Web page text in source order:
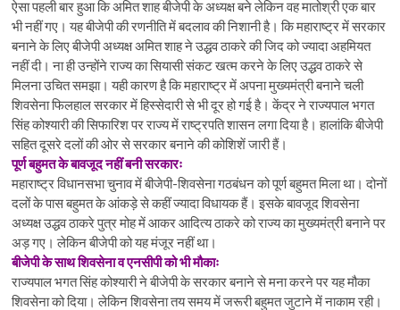
ऐसा पहली बार हुआ कि अमित शाह बीजेपी के अध्यक्ष बने लेकिन वह मातोश्री एक बार
भी नहीं गए। यह बीजेपी की रणनीति में बदलाव की निशानी है। कि महाराष्ट्र में सरकार
बनाने के लिए बीजेपी अध्यक्ष अमित शाह ने उद्धव ठाकरे की जिद को ज्यादा अहमियत
नहीं दी। ना ही उन्होंने राज्य का सियासी संकट खत्म करने के लिए उद्धव ठाकरे से
मिलना उचित समझा। यही कारण है कि महाराष्ट्र में अपना मुख्यमंत्री बनाने चली
शिवसेना फिलहाल सरकार में हिस्सेदारी से भी दूर हो गई है। केंद्र ने राज्यपाल भगत
सिंह कोश्यारी की सिफारिश पर राज्य में राष्ट्रपति शासन लगा दिया है। हालांकि बीजेपी
सहित दूसरे दलों की ओर से सरकार बनाने की कोशिशें जारी हैं।
पूर्ण बहुमत के बावजूद नहीं बनी सरकारः
महाराष्ट्र विधानसभा चुनाव में बीजेपी-शिवसेना गठबंधन को पूर्ण बहुमत मिला था। दोनों
दलों के पास बहुमत के आंकड़े से कहीं ज्यादा विधायक हैं। इसके बावजूद शिवसेना
अध्यक्ष उद्धव ठाकरे पुत्र मोह में आकर आदित्य ठाकरे को राज्य का मुख्यमंत्री बनाने पर
अड़ गए। लेकिन बीजेपी को यह मंजूर नहीं था।
बीजेपी के साथ शिवसेना व एनसीपी को भी मौकाः
राज्यपाल भगत सिंह कोश्यारी ने बीजेपी के सरकार बनाने से मना करने पर यह मौका
शिवसेना को दिया। लेकिन शिवसेना तय समय में जरूरी बहुमत जुटाने में नाकाम रही।